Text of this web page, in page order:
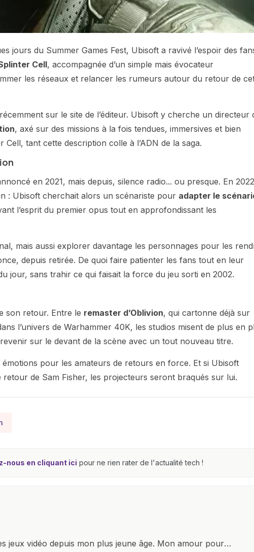
jours du Summer Games Fest, Ubisoft a ravivé l’espoir des
Cell, accompagnée d’un simple mais évocateur
les réseaux et relancer les rumeurs autour du retour de
sur le site de l’éditeur. Ubisoft y cherche un directeur
, axé sur des missions à la fois tendues, immersives et bien
tant cette description colle à l’ADN de la saga.
en 2021, mais depuis, silence radio... ou presque. En
: Ubisoft cherchait alors un scénariste pour adapter le
l’esprit du premier opus tout en approfondissant les
mais aussi explorer davantage les personnages pour les
depuis retirée. De quoi faire patienter les fans tout en leur
jour, sans trahir ce qui faisait la force du jeu sorti en 2002.
son retour. Entre le remaster d’Oblivion, qui cartonne déjà sur
l’univers de Warhammer 40K, les studios misent de plus en
sur le devant de la scène avec un tout nouveau titre.
émotions pour les amateurs de retours en force. Et si Ubisoft
de Sam Fisher, les projecteurs seront braqués sur lui.
nous en cliquant ici pour ne rien rater de l'actualité tech !
jeux vidéo depuis mon plus jeune âge. Mon amour pour